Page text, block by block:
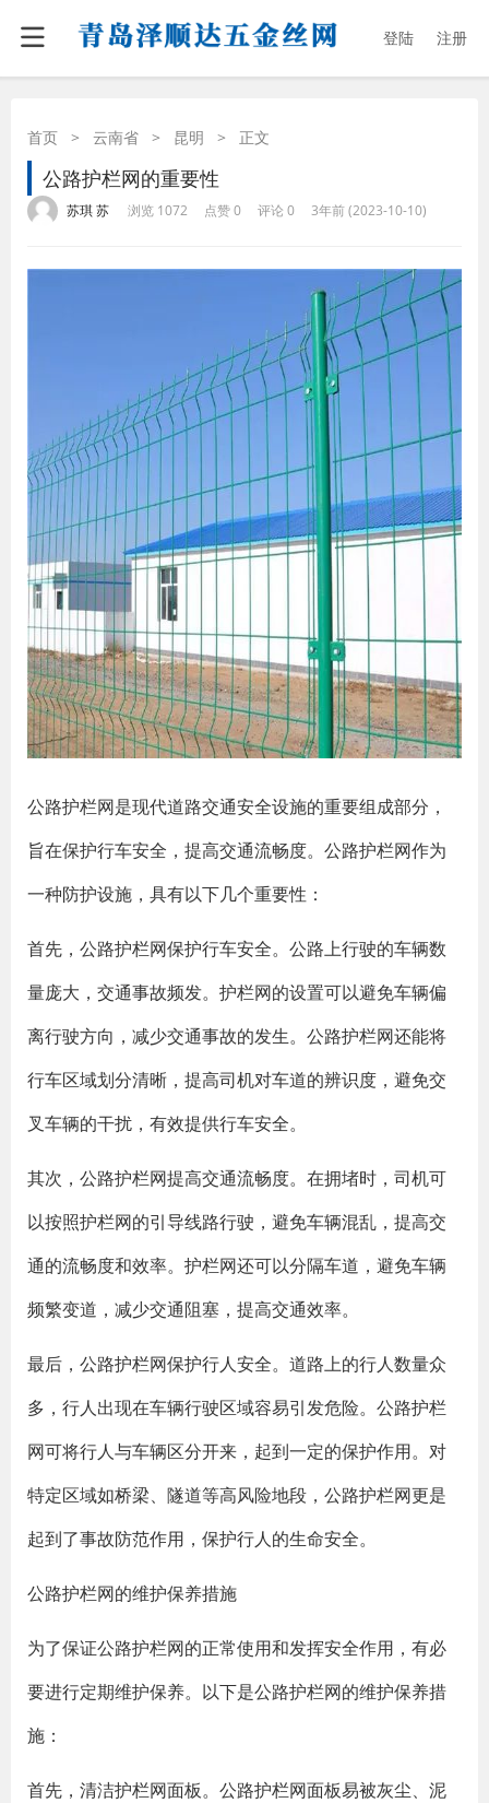
登陆 注册
首页 > 云南省 > 昆明 > 正文
公路护栏网的重要性
苏琪 苏 浏览 1072 点赞 0 评论 0 3年前 (2023-10-10)
公路护栏网是现代道路交通安全设施的重要组成部分，
旨在保护行车安全，提高交通流畅度。公路护栏网作为
一种防护设施，具有以下几个重要性：
首先，公路护栏网保护行车安全。公路上行驶的车辆数
量庞大，交通事故频发。护栏网的设置可以避免车辆偏
离行驶方向，减少交通事故的发生。公路护栏网还能将
行车区域划分清晰，提高司机对车道的辨识度，避免交
叉车辆的干扰，有效提供行车安全。
其次，公路护栏网提高交通流畅度。在拥堵时，司机可
以按照护栏网的引导线路行驶，避免车辆混乱，提高交
通的流畅度和效率。护栏网还可以分隔车道，避免车辆
频繁变道，减少交通阻塞，提高交通效率。
最后，公路护栏网保护行人安全。道路上的行人数量众
多，行人出现在车辆行驶区域容易引发危险。公路护栏
网可将行人与车辆区分开来，起到一定的保护作用。对
特定区域如桥梁、隧道等高风险地段，公路护栏网更是
起到了事故防范作用，保护行人的生命安全。
公路护栏网的维护保养措施
为了保证公路护栏网的正常使用和发挥安全作用，有必
要进行定期维护保养。以下是公路护栏网的维护保养措
施：
首先，清洁护栏网面板。公路护栏网面板易被灰尘、泥